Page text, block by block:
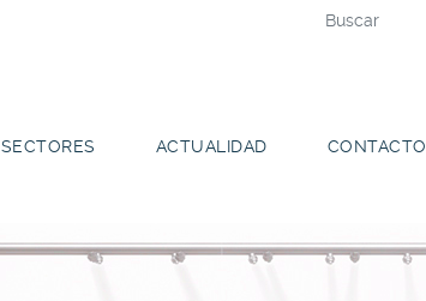
SECTORES ACTUALIDAD CONTACTO